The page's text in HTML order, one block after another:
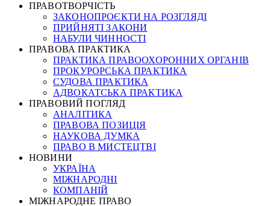
ПРАВОТВОРЧІСТЬ
ЗАКОНОПРОЄКТИ НА РОЗГЛЯДІ
ПРИЙНЯТІ ЗАКОНИ
НАБУЛИ ЧИННОСТІ
ПРАВОВА ПРАКТИКА
ПРАКТИКА ПРАВООХОРОННИХ ОРГАНІВ
ПРОКУРОРСЬКА ПРАКТИКА
СУДОВА ПРАКТИКА
АДВОКАТСЬКА ПРАКТИКА
ПРАВОВИЙ ПОГЛЯД
АНАЛІТИКА
ПРАВОВА ПОЗИЦІЯ
НАУКОВА ДУМКА
ПРАВО В МИСТЕЦТВІ
НОВИНИ
УКРАЇНА
МІЖНАРОДНІ
КОМПАНІЙ
МІЖНАРОДНЕ ПРАВО